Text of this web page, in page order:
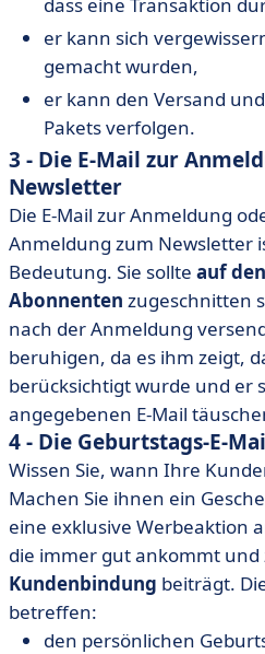
er kann sich
gemacht wurden,
er kann den Versand
Pakets verfolgen.
3 - Die E-Mail zur
Newsletter
Die E-Mail zur Anmeldung
Anmeldung zum Newsletter
Bedeutung. Sie sollte auf
Abonnenten zugeschnitten
nach der Anmeldung
beruhigen, da es ihm zeigt,
berücksichtigt wurde und er
angegebenen E-Mail
4 - Die Geburtstags-E-
Wissen Sie, wann Ihre
Machen Sie ihnen ein
eine exklusive Werbeaktion
die immer gut ankommt und
Kundenbindung beiträgt.
betreffen:
den persönlichen